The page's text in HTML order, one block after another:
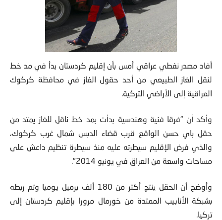
أفاد مصدر نفطي عراقي أمس بأن إقليم كردستان بدأ في مد خط
لنقل الغاز الطبيعي من أحد حقول الغاز في محافظة كركوك
العراقية إلى الأراضي التركية.
وأكد أن “فرقا فنية وهندسية بدأت بمد خط ناقل للغاز يمتد من
حقل باي حسن الواقع قرب قضاء الدبس شمال غرب كركوك،
والذي فرض الإقليم سيطرته عليه منذ سيطرة تنظيم داعش على
مساحات واسعة من العراق في يونيو 2014″.
وأوضح أن الحقل ينتج أكثر من 180 ألف برميل يوميا وتم ربطه
بشبكة الأنابيب الممتدة من خورمال مرورا بإقليم كردستان إلى
تركيا.